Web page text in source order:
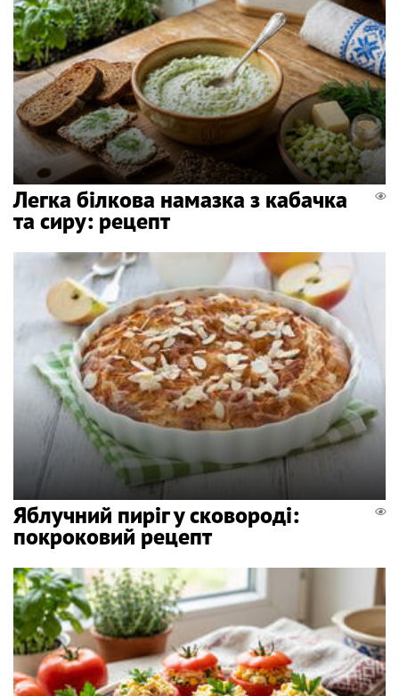
Легка білкова намазка з кабачка
та сиру: рецепт
Яблучний пиріг у сковороді:
покроковий рецепт